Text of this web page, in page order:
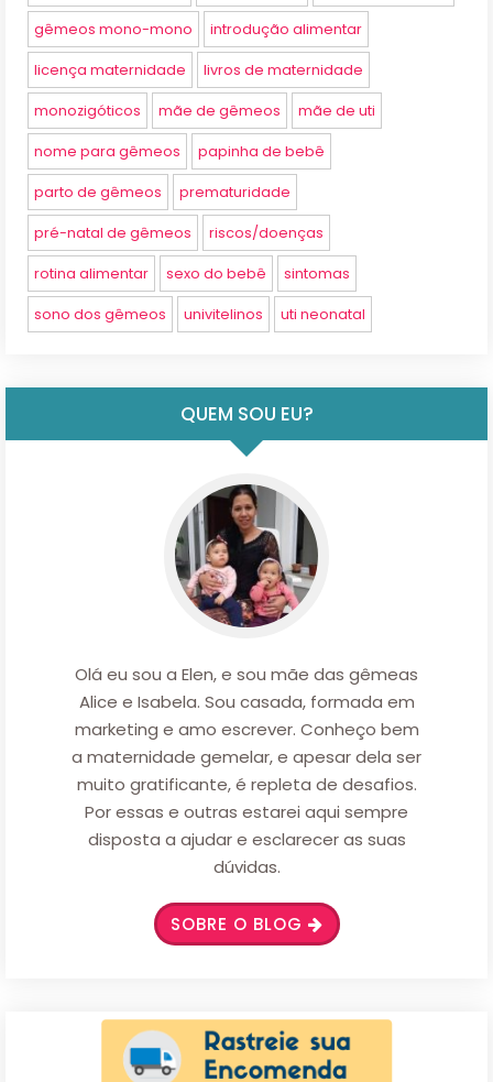
gêmeos mono-mono introdução alimentar
licença maternidade livros de maternidade
monozigóticos mãe de gêmeos mãe de uti
nome para gêmeos papinha de bebê
parto de gêmeos prematuridade
pré-natal de gêmeos riscos/doenças
rotina alimentar sexo do bebê sintomas
sono dos gêmeos univitelinos uti neonatal
QUEM SOU EU?
Olá eu sou a Elen, e sou mãe das gêmeas
Alice e Isabela. Sou casada, formada em
marketing e amo escrever. Conheço bem
a maternidade gemelar, e apesar dela ser
muito gratificante, é repleta de desafios.
Por essas e outras estarei aqui sempre
disposta a ajudar e esclarecer as suas
dúvidas.
SOBRE O BLOG